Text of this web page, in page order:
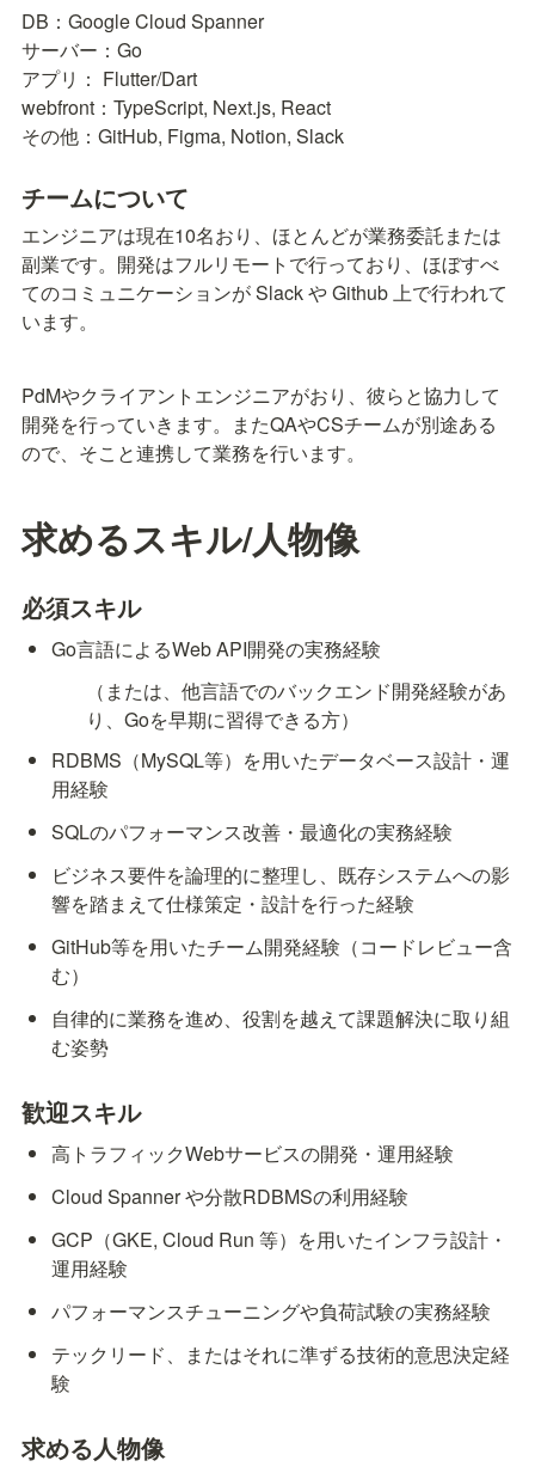
DB：Google Cloud Spanner
サーバー：Go
アプリ： Flutter/Dart
webfront：TypeScript, Next.js, React
その他：GitHub, Figma, Notion, Slack
チームについて
エンジニアは現在10名おり、ほとんどが業務委託または
副業です。開発はフルリモートで行っており、ほぼすべ
てのコミュニケーションが Slack や Github 上で行われて
います。
PdMやクライアントエンジニアがおり、彼らと協力して
開発を行っていきます。またQAやCSチームが別途ある
ので、そこと連携して業務を行います。
求めるスキル/人物像
必須スキル
Go言語によるWeb API開発の実務経験
（または、他言語でのバックエンド開発経験があ
り、Goを早期に習得できる方）
RDBMS（MySQL等）を用いたデータベース設計・運
用経験
SQLのパフォーマンス改善・最適化の実務経験
ビジネス要件を論理的に整理し、既存システムへの影
響を踏まえて仕様策定・設計を行った経験
GitHub等を用いたチーム開発経験（コードレビュー含
む）
自律的に業務を進め、役割を越えて課題解決に取り組
む姿勢
歓迎スキル
高トラフィックWebサービスの開発・運用経験
Cloud Spanner や分散RDBMSの利用経験
GCP（GKE, Cloud Run 等）を用いたインフラ設計・
運用経験
パフォーマンスチューニングや負荷試験の実務経験
テックリード、またはそれに準ずる技術的意思決定経
験
求める人物像